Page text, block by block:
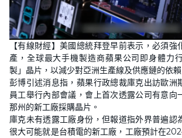
【有線財經】美國總統拜登早前表示，必須強
產，全球最大手機製造商蘋果公司即身體力
製」晶片，以減少對亞洲生產線及供應鏈的依賴
彭博引述消息指，蘋果行政總裁庫克出訪歐洲
員工舉行內部會議，會上首次透露公司有意向
那州的新工廠採購晶片。
庫克未有透露工廠身份，但報道指外界普遍認
很大可能就是台積電的新工廠，工廠預計在